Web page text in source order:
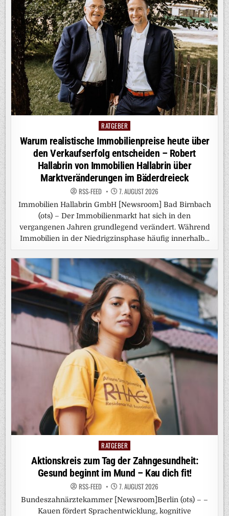
Posted
in
RATGEBER
Warum realistische Immobilienpreise heute über
den Verkaufserfolg entscheiden – Robert
Hallabrin von Immobilien Hallabrin über
Marktveränderungen im Bäderdreieck
RSS-FEED 7. AUGUST 2026
Immobilien Hallabrin GmbH [Newsroom] Bad Birnbach
(ots) – Der Immobilienmarkt hat sich in den
vergangenen Jahren grundlegend verändert. Während
Immobilien in der Niedrigzinsphase häufig innerhalb…
Posted
in
RATGEBER
Aktionskreis zum Tag der Zahngesundheit:
Gesund beginnt im Mund – Kau dich fit!
RSS-FEED 7. AUGUST 2026
Bundeszahnärztekammer [Newsroom]Berlin (ots) – –
Kauen fördert Sprachentwicklung, kognitive